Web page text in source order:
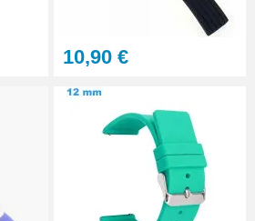
10,90 €